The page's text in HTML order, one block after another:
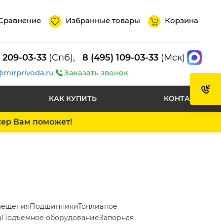
Избранные товары Корзина
209-03-33 (Спб), 8 (495) 109-03-33 (Мск)
Заказать звонок
КАК КУПИТЬ КОНТАКТЫ
Вам поможет!
ПодшипникиТопливное
Подъемное оборудованиеЗапорная